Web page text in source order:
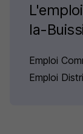
la-
Emploi
Emploi